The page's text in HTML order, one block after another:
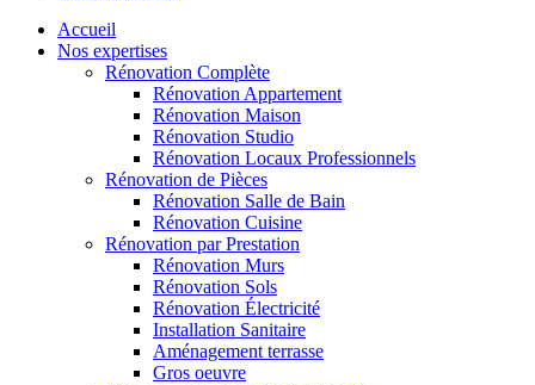
Accueil
Nos expertises
Rénovation Complète
Rénovation Appartement
Rénovation Maison
Rénovation Studio
Rénovation Locaux Professionnels
Rénovation de Pièces
Rénovation Salle de Bain
Rénovation Cuisine
Rénovation par Prestation
Rénovation Murs
Rénovation Sols
Rénovation Électricité
Installation Sanitaire
Aménagement terrasse
Gros oeuvre